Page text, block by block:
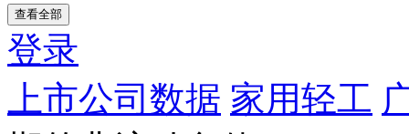
查看全部
登录
上市公司数据 家用轻工